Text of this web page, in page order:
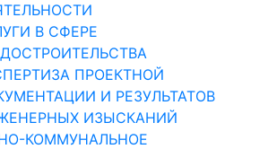
В СФЕРЕ
ПРОЕКТНОЙ
И РЕЗУЛЬТАТОВ
ИЗЫСКАНИЙ
КОММУНАЛЬНОЕ